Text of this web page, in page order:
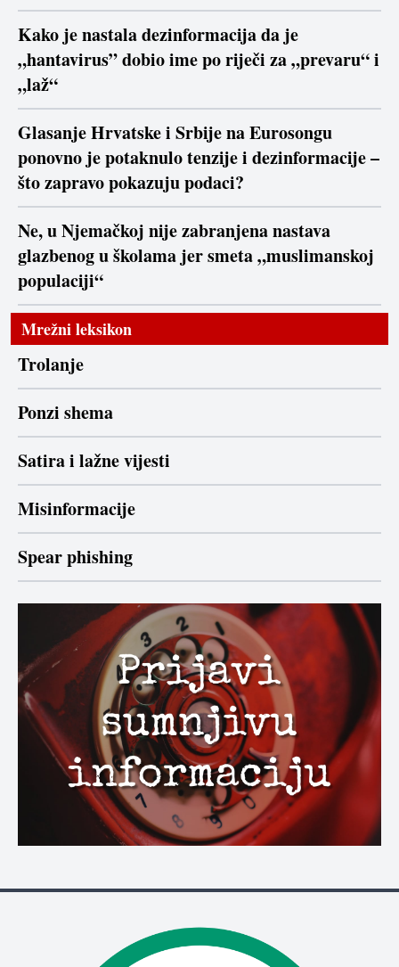
Kako je nastala dezinformacija da je
„hantavirus” dobio ime po riječi za „prevaru“ i
„laž“
Glasanje Hrvatske i Srbije na Eurosongu
ponovno je potaknulo tenzije i dezinformacije –
što zapravo pokazuju podaci?
Ne, u Njemačkoj nije zabranjena nastava
glazbenog u školama jer smeta „muslimanskoj
populaciji“
Mrežni leksikon
Trolanje
Ponzi shema
Satira i lažne vijesti
Misinformacije
Spear phishing